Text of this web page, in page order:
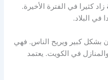
زاد كثيرا في الفترة الأخيرة.
في البلاد.
بشكل كبير ويريح الناس. فهي
في الكويت. يعتمد